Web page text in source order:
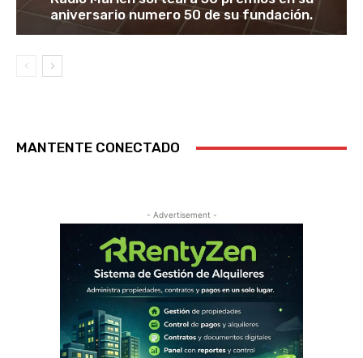
aniversario numero 50 de su fundación.
MANTENTE CONECTADO
- Advertisement -